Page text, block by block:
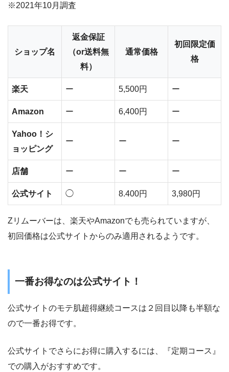
※2021年10月調査
ショップ名
返金保証
（or送料無
料）
通常価格
初回限定価
格
楽天 ー 5,500円 ー
Amazon ー 6,400円 ー
Yahoo！シ
ョッピング
ー ー ー
店舗 ー ー ー
公式サイト ◯ 8.400円 3,980円
Zリムーバーは、楽天やAmazonでも売られていますが、
初回価格は公式サイトからのみ適用されるようです。
一番お得なのは公式サイト！
公式サイトのモテ肌超得継続コースは２回目以降も半額な
ので一番お得です。
公式サイトでさらにお得に購入するには、『定期コース』
での購入がおすすめです。